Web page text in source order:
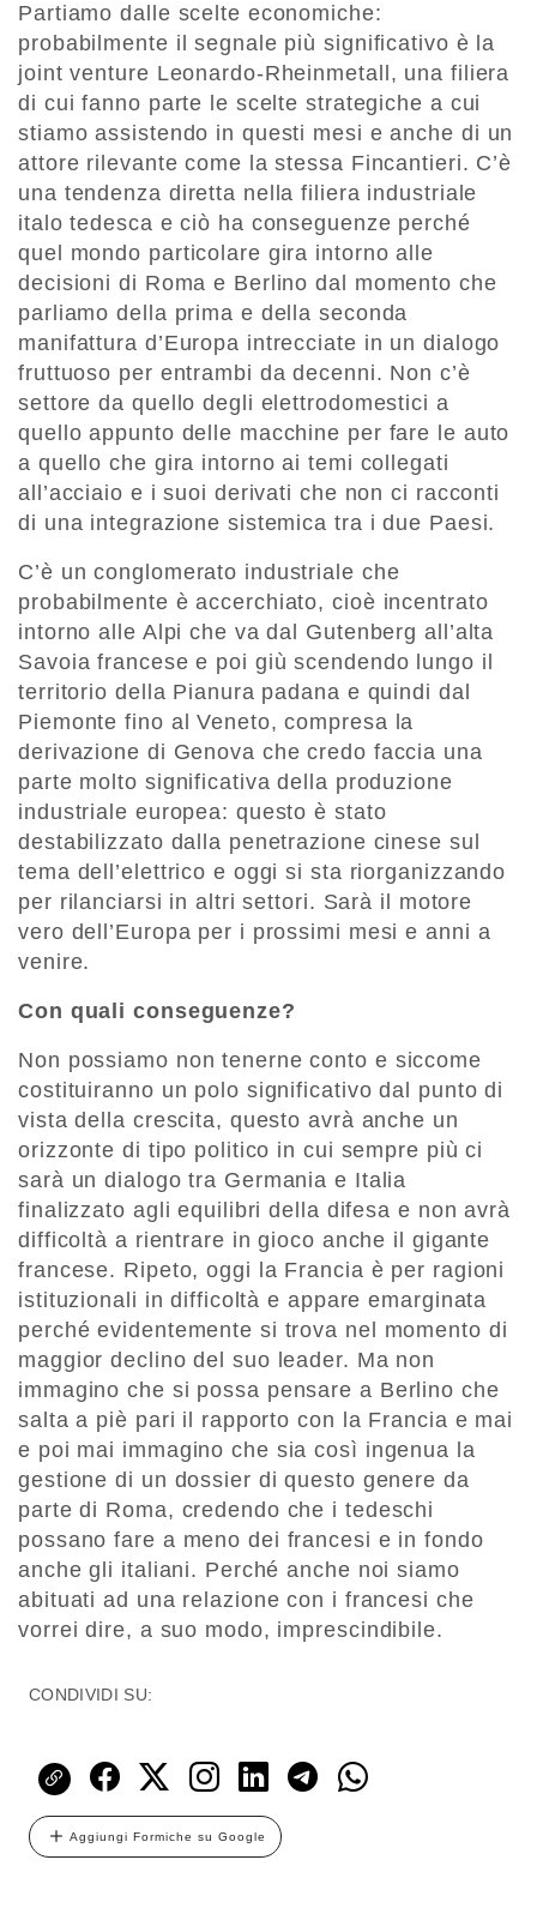
Partiamo dalle scelte economiche:
probabilmente il segnale più significativo è la
joint venture Leonardo-Rheinmetall, una filiera
di cui fanno parte le scelte strategiche a cui
stiamo assistendo in questi mesi e anche di un
attore rilevante come la stessa Fincantieri. C’è
una tendenza diretta nella filiera industriale
italo tedesca e ciò ha conseguenze perché
quel mondo particolare gira intorno alle
decisioni di Roma e Berlino dal momento che
parliamo della prima e della seconda
manifattura d’Europa intrecciate in un dialogo
fruttuoso per entrambi da decenni. Non c’è
settore da quello degli elettrodomestici a
quello appunto delle macchine per fare le auto
a quello che gira intorno ai temi collegati
all’acciaio e i suoi derivati che non ci racconti
di una integrazione sistemica tra i due Paesi.
C’è un conglomerato industriale che
probabilmente è accerchiato, cioè incentrato
intorno alle Alpi che va dal Gutenberg all’alta
Savoia francese e poi giù scendendo lungo il
territorio della Pianura padana e quindi dal
Piemonte fino al Veneto, compresa la
derivazione di Genova che credo faccia una
parte molto significativa della produzione
industriale europea: questo è stato
destabilizzato dalla penetrazione cinese sul
tema dell’elettrico e oggi si sta riorganizzando
per rilanciarsi in altri settori. Sarà il motore
vero dell’Europa per i prossimi mesi e anni a
venire.
Con quali conseguenze?
Non possiamo non tenerne conto e siccome
costituiranno un polo significativo dal punto di
vista della crescita, questo avrà anche un
orizzonte di tipo politico in cui sempre più ci
sarà un dialogo tra Germania e Italia
finalizzato agli equilibri della difesa e non avrà
difficoltà a rientrare in gioco anche il gigante
francese. Ripeto, oggi la Francia è per ragioni
istituzionali in difficoltà e appare emarginata
perché evidentemente si trova nel momento di
maggior declino del suo leader. Ma non
immagino che si possa pensare a Berlino che
salta a piè pari il rapporto con la Francia e mai
e poi mai immagino che sia così ingenua la
gestione di un dossier di questo genere da
parte di Roma, credendo che i tedeschi
possano fare a meno dei francesi e in fondo
anche gli italiani. Perché anche noi siamo
abituati ad una relazione con i francesi che
vorrei dire, a suo modo, imprescindibile.
CONDIVIDI SU:
Aggiungi Formiche su Google